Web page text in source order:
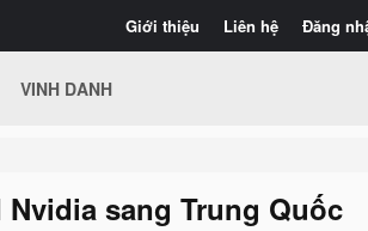
Giới thiệu Liên hệ Đăng
VINH DANH
sang Trung Quốc